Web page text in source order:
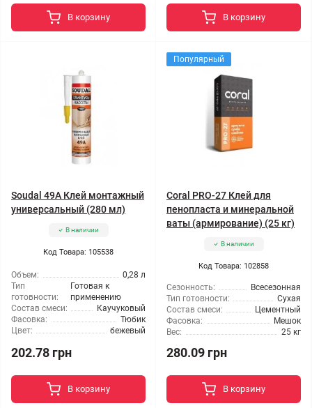
В корзину В корзину
Soudal 49A Клей монтажный
универсальный (280 мл)
В наличии
Код Товара: 105538
Объем:
0,28 л
Тип
готовности:
Готовая к
применению
Состав смеси:
Каучуковый
Фасовка:
Тюбик
Цвет:
бежевый
202.78 грн
В корзину
Популярный
Coral PRO-27 Клей для
пенопласта и минеральной
ваты (армирование) (25 кг)
В наличии
Код Товара: 102858
Сезонность:
Всесезонная
Тип готовности:
Сухая
Состав смеси:
Цементный
Фасовка:
Мешок
Вес:
25 кг
280.09 грн
В корзину